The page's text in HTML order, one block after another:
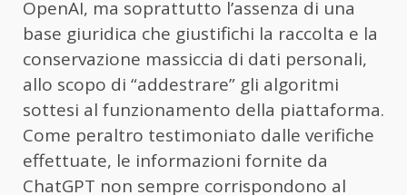
OpenAI, ma soprattutto l’assenza di una
base giuridica che giustifichi la raccolta e la
conservazione massiccia di dati personali,
allo scopo di “addestrare” gli algoritmi
sottesi al funzionamento della piattaforma.
Come peraltro testimoniato dalle verifiche
effettuate, le informazioni fornite da
ChatGPT non sempre corrispondono al